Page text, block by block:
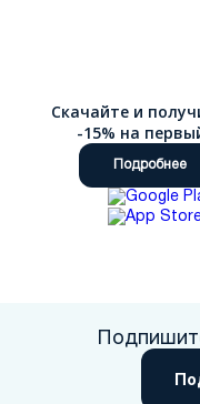
Скачайте и
-15% на
Подробнее